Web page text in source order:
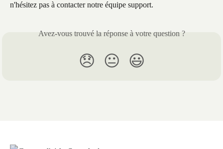
n'hésitez pas à contacter notre équipe support.
Avez-vous trouvé la réponse à votre question ?
😞 😐 😃